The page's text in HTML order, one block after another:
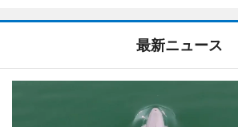
最新ニュース